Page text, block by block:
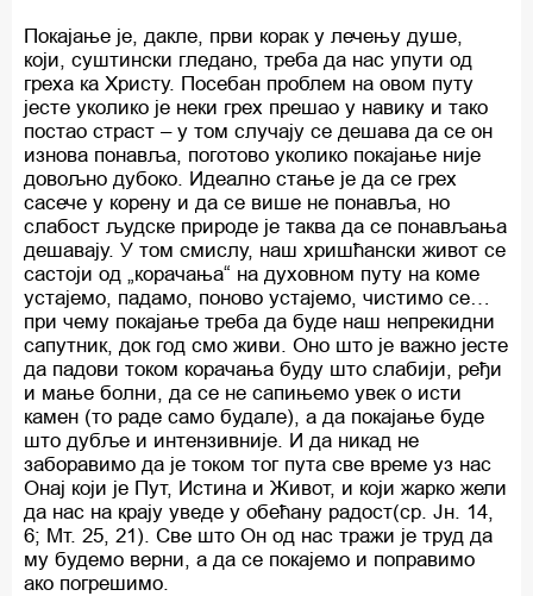
Покајање је, дакле, први корак у лечењу душе,
који, суштински гледано, треба да нас упути од
греха ка Христу. Посебан проблем на овом путу
јесте уколико је неки грех прешао у навику и тако
постао страст – у том случају се дешава да се он
изнова понавља, поготово уколико покајање није
довољно дубоко. Идеално стање је да се грех
сасече у корену и да се више не понавља, но
слабост људске природе је таква да се понављања
дешавају. У том смислу, наш хришћански живот се
састоји од „корачања“ на духовном путу на коме
устајемо, падамо, поново устајемо, чистимо се…
при чему покајање треба да буде наш непрекидни
сапутник, док год смо живи. Оно што је важно јесте
да падови током корачања буду што слабији, ређи
и мање болни, да се не сапињемо увек о исти
камен (то раде само будале), а да покајање буде
што дубље и интензивније. И да никад не
заборавимо да је током тог пута све време уз нас
Онај који је Пут, Истина и Живот, и који жарко жели
да нас на крају уведе у обећану радост(ср. Јн. 14,
6; Мт. 25, 21). Све што Он од нас тражи је труд да
му будемо верни, а да се покајемо и поправимо
ако погрешимо.